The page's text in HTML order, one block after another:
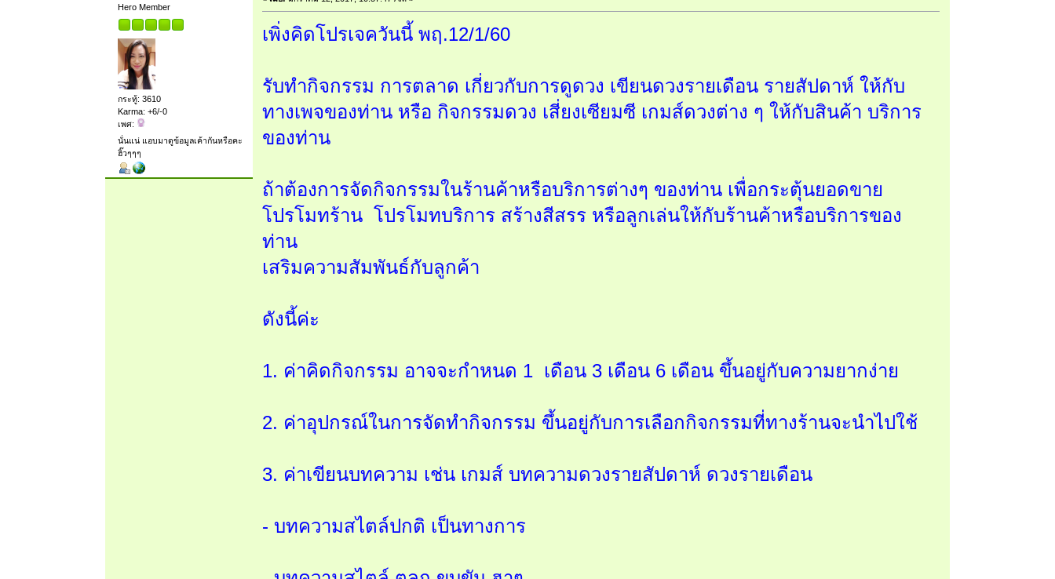
Hero Member
กระทู้: 3610
Karma: +6/-0
เพศ:
นั่นแน่ แอบมาดูข้อมูลเค้ากันหรือคะ
ฮิ๊วๆๆๆ
เพิ่งคิดโปรเจควันนี้ พฤ.12/1/60
รับทำกิจกรรม การตลาด เกี่ยวกับการดูดวง เขียนดวงรายเดือน รายสัปดาห์ ให้กับ
ทางเพจของท่าน หรือ กิจกรรมดวง เสี่ยงเซียมซี เกมส์ดวงต่าง ๆ ให้กับสินค้า บริการ
ของท่าน
ถ้าต้องการจัดกิจกรรมในร้านค้าหรือบริการต่างๆ ของท่าน เพื่อกระตุ้นยอดขาย
โปรโมทร้าน โปรโมทบริการ สร้างสีสรร หรือลูกเล่นให้กับร้านค้าหรือบริการของ
ท่าน
เสริมความสัมพันธ์กับลูกค้า
ดังนี้ค่ะ
1. ค่าคิดกิจกรรม อาจจะกำหนด 1 เดือน 3 เดือน 6 เดือน ขึ้นอยู่กับความยากง่าย
2. ค่าอุปกรณ์ในการจัดทำกิจกรรม ขึ้นอยู่กับการเลือกกิจกรรมที่ทางร้านจะนำไปใช้
3. ค่าเขียนบทความ เช่น เกมส์ บทความดวงรายสัปดาห์ ดวงรายเดือน
- บทความสไตล์ปกติ เป็นทางการ